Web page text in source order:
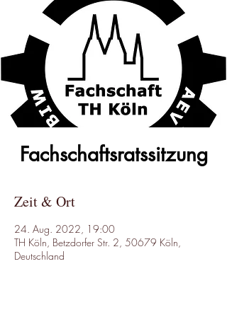
Fachschaftsratssitzung
Zeit & Ort
24. Aug. 2022, 19:00
TH Köln, Betzdorfer Str. 2, 50679 Köln,
Deutschland